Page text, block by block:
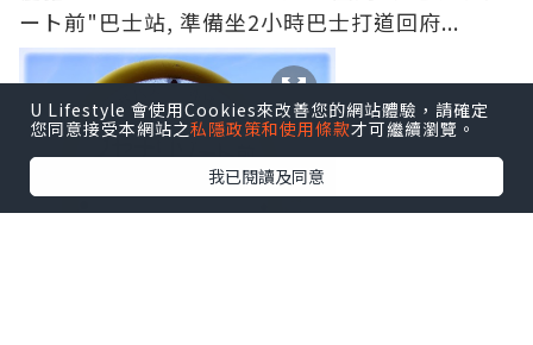
ート前"巴士站, 準備坐2小時巴士打道回府...
U Lifestyle 會使用Cookies來改善您的網站體驗，請確定
您同意接受本網站之私隱政策和使用條款才可繼續瀏覽。
我已閱讀及同意